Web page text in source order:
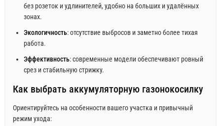
без розеток и удлинителей, удобно на больших и удалённых
зонах.
Экологичность: отсутствие выбросов и заметно более тихая
работа.
Эффективность: современные модели обеспечивают ровный
срез и стабильную стрижку.
Как выбрать аккумуляторную газонокосилку
Ориентируйтесь на особенности вашего участка и привычный
режим ухода: